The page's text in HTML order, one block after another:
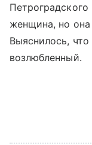
Петроградского
женщина, но
Выяснилось,
возлюбленный.